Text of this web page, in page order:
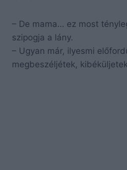
– De mama… ez most
szipogja a lány.
– Ugyan már, ilyesmi
megbeszéljétek,